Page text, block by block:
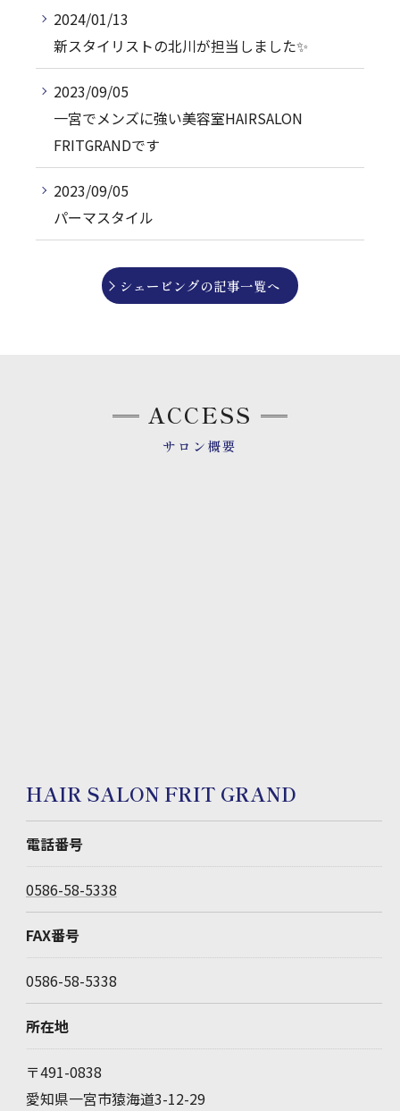
2024/01/13
新スタイリストの北川が担当しました✨️
2023/09/05
一宮でメンズに強い美容室HAIRSALON
FRITGRANDです
2023/09/05
パーマスタイル
シェービングの記事一覧へ
サロン概要
ACCESS
HAIR SALON FRIT GRAND
電話番号
0586-58-5338
FAX番号
0586-58-5338
所在地
〒491-0838
愛知県一宮市猿海道3-12-29